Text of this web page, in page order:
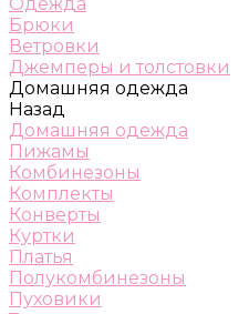
Брюки
Ветровки
Джемперы и толстовки
Домашняя одежда
Назад
Домашняя одежда
Пижамы
Комбинезоны
Комплекты
Конверты
Куртки
Платья
Полукомбинезоны
Пуховики